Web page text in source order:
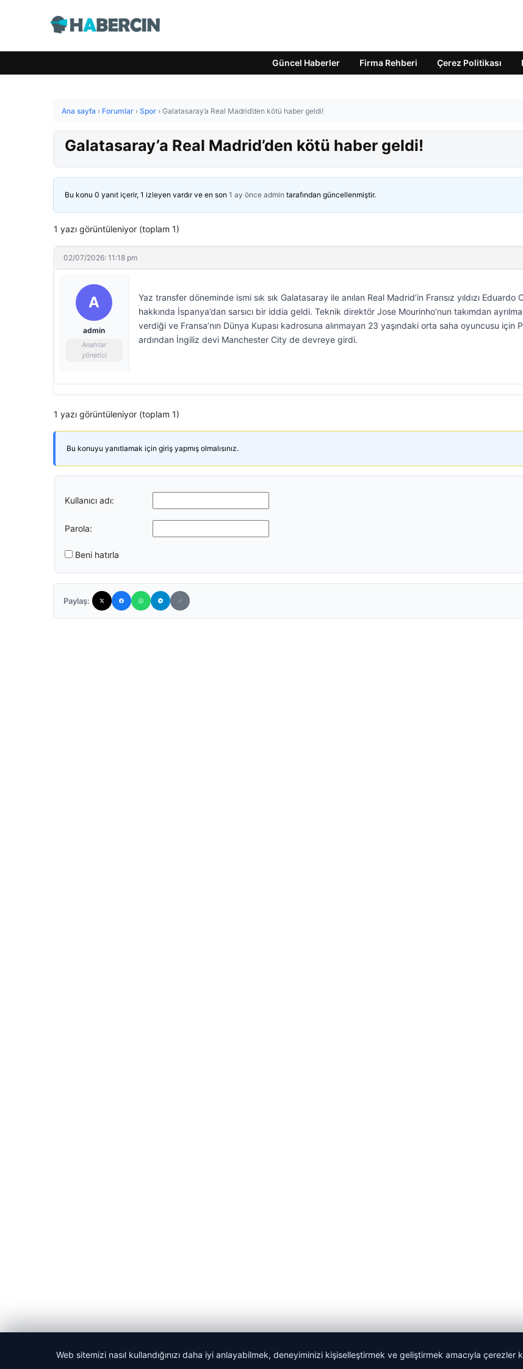
Güncel Haberler Firma Rehberi Çerez Politikası
Ana sayfa › Forumlar › Spor › Galatasaray’a Real Madrid’den kötü haber geldi!
Galatasaray’a Real Madrid’den kötü haber geldi!
Bu konu 0 yanıt içerir, 1 izleyen vardır ve en son 1 ay önce admin tarafından güncellenmiştir.
1 yazı görüntüleniyor (toplam 1)
02/07/2026: 11:18 pm
A
admin
Anahtar
yönetici
Yaz transfer döneminde ismi sık sık Galatasaray ile anılan Real Madrid’in Fransız yıldızı Eduardo
hakkında İspanya’dan sarsıcı bir iddia geldi. Teknik direktör Jose Mourinho’nun takımdan
verdiği ve Fransa’nın Dünya Kupası kadrosuna alınmayan 23 yaşındaki orta saha oyuncusu için
ardından İngiliz devi Manchester City de devreye girdi.
1 yazı görüntüleniyor (toplam 1)
Bu konuyu yanıtlamak için giriş yapmış olmalısınız.
Kullanıcı adı:
Parola:
Beni hatırla
Paylaş:
© 2026 Habercin – Güncel Haberler
Web sitemizi nasıl kullandığınızı daha iyi anlayabilmek, deneyiminizi kişiselleştirmek ve geliştirmek amacıyla çerezler